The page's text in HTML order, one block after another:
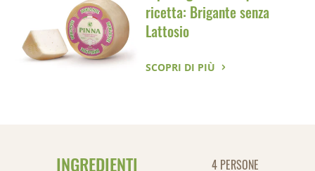
ricetta: Brigante senza
Lattosio
SCOPRI DI PIÙ
INGREDIENTI 4 PERSONE